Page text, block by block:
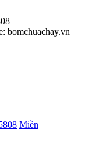
bomchuachay.vn
Miền